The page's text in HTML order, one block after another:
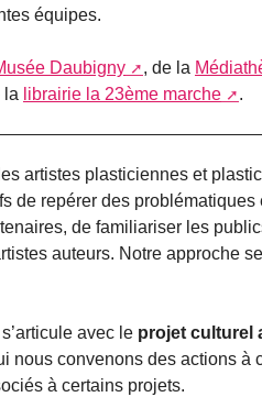
équipes.
Daubigny , de la
la librairie la 23ème marche .
artistes plasticiennes et
de repérer des
de familiariser les
auteurs. Notre approche
avec le projet culturel
nous convenons des actions à
à certains projets.